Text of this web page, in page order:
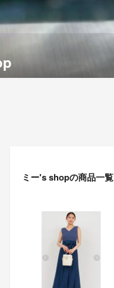
ミー's shopの商品一覧